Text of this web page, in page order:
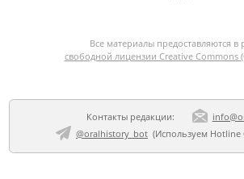
Все материалы предоставляются в
свободной лицензии Creative Commons
Контакты редакции:
@oralhistory_bot(Используем Hotline